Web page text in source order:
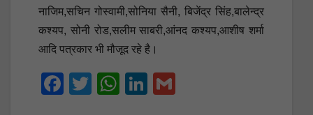
नाजिम,सचिन गोस्वामी,सोनिया सैनी, बिजेंद्र सिंह,बालेन्द्र
कश्यप, सोनी रोड,सलीम साबरी,आंनद कश्यप,आशीष शर्मा
आदि पत्रकार भी मौजूद रहे है।
F
T
W
Li